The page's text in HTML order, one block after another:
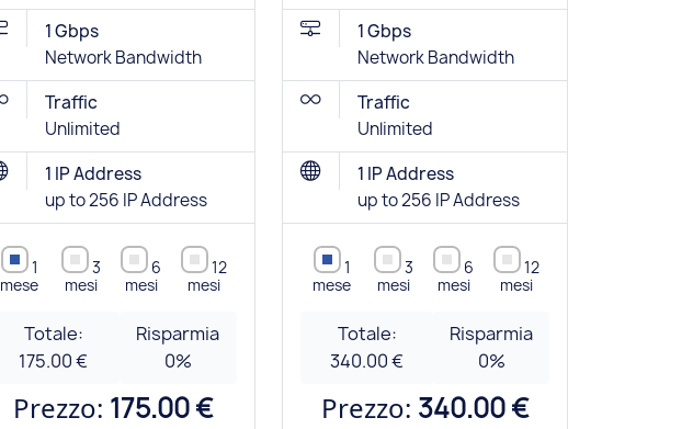
1 Gbps
Network Bandwidth
Traffic
Unlimited
1 IP Address
up to 256 IP Address
1
mese
3
mesi
6
mesi
12
mesi
Totale:
175.00 €
Risparmia
0%
Prezzo: 175.00 €
1 Gbps
Network Bandwidth
Traffic
Unlimited
1 IP Address
up to 256 IP Address
1
mese
3
mesi
6
mesi
12
mesi
Totale:
340.00 €
Risparmia
0%
Prezzo: 340.00 €